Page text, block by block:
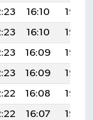
16:10
19:18
16:10
19:17
16:09
19:16
16:09
19:15
16:08
19:13
16:07
19:12